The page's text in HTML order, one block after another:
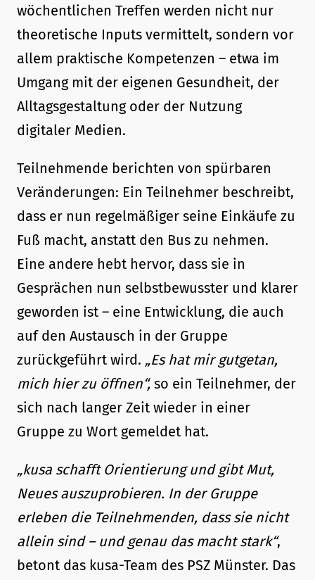
wöchentlichen Treffen werden nicht nur
theoretische Inputs vermittelt, sondern vor
allem praktische Kompetenzen – etwa im
Umgang mit der eigenen Gesundheit, der
Alltagsgestaltung oder der Nutzung
digitaler Medien.
Teilnehmende berichten von spürbaren
Veränderungen: Ein Teilnehmer beschreibt,
dass er nun regelmäßiger seine Einkäufe zu
Fuß macht, anstatt den Bus zu nehmen.
Eine andere hebt hervor, dass sie in
Gesprächen nun selbstbewusster und klarer
geworden ist – eine Entwicklung, die auch
auf den Austausch in der Gruppe
zurückgeführt wird. „Es hat mir gutgetan,
mich hier zu öffnen“, so ein Teilnehmer, der
sich nach langer Zeit wieder in einer
Gruppe zu Wort gemeldet hat.
„kusa schafft Orientierung und gibt Mut,
Neues auszuprobieren. In der Gruppe
erleben die Teilnehmenden, dass sie nicht
allein sind – und genau das macht stark“,
betont das kusa-Team des PSZ Münster. Das